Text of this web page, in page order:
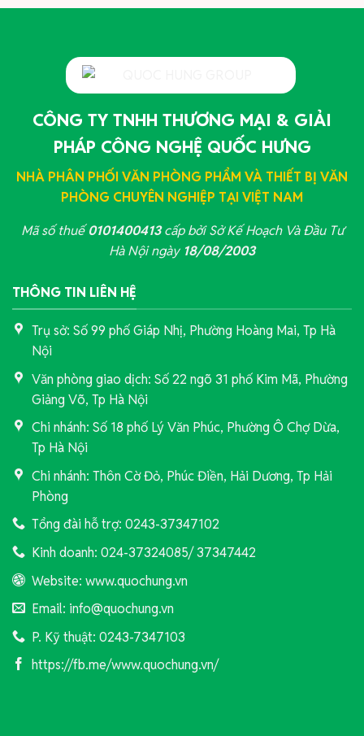
CÔNG TY TNHH THƯƠNG MẠI & GIẢI
PHÁP CÔNG NGHỆ QUỐC HƯNG
NHÀ PHÂN PHỐI VĂN PHÒNG PHẨM VÀ THIẾT BỊ VĂN
PHÒNG CHUYÊN NGHIỆP TẠI VIỆT NAM
Mã số thuế0101400413cấp bởi Sở Kế Hoạch Và Đầu Tư
Hà Nội ngày 18/08/2003
THÔNG TIN LIÊN HỆ
Trụ sở: Số 99 phố Giáp Nhị, Phường Hoàng Mai, Tp Hà
Nội
Văn phòng giao dịch: Số 22 ngõ 31 phố Kim Mã, Phường
Giảng Võ, Tp Hà Nội
Chi nhánh: Số 18 phố Lý Văn Phúc, Phường Ô Chợ Dừa,
Tp Hà Nội
Chi nhánh: Thôn Cờ Đỏ, Phúc Điền, Hải Dương, Tp Hải
Phòng
Tổng đài hỗ trợ: 0243-37347102
Kinh doanh: 024-37324085/ 37347442
Website: www.quochung.vn
Email: info@quochung.vn
P. Kỹ thuật: 0243-7347103
https://fb.me/www.quochung.vn/